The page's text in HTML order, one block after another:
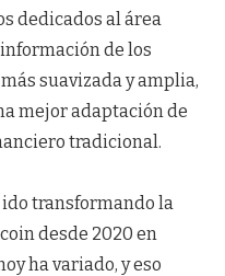
dedicados al área
de los
suavizada y amplia,
mejor adaptación de
tradicional.
transformando la
desde 2020 en
ha variado, y eso